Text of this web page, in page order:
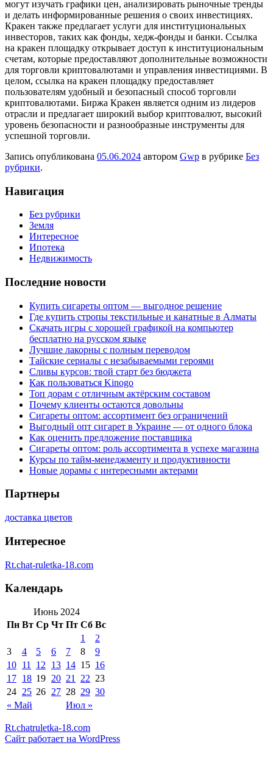
могут изучать графики цен, анализировать рыночные тренды
и делать информированные решения о своих инвестициях.
Кракен также предлагает услуги для институциональных
инвесторов, таких как фонды, хедж-фонды и банки. Ссылка
на кракен площадку открывает доступ к институциональным
счетам, которые предоставляют дополнительные возможности
для торговли криптовалютами и управления инвестициями. В
целом, ссылка на кракен площадку предоставляет
пользователям удобный и безопасный способ торговли
криптовалютами. Биржа Кракен является одним из лидеров
отрасли и предлагает широкий выбор криптовалют, высокий
уровень безопасности и разнообразные инструменты для
успешной торговли.
Запись опубликована 05.06.2024 автором Gwp в рубрике Без
рубрики.
Навигация
Без рубрики
Земля
Интересное
Ипотека
Недвижимость
Последние новости
Купить сигареты оптом — выгодное решение
Где купить стропы текстильные и канатные в Алматы
Скачать игры с хорошей графикой на компьютер
бесплатно на русском языке
Лучшие лакорны с полным переводом
Тайские сериалы с незабываемыми героями
Сливы курсов: твой старт без бюджета
Как пользоваться Kinogo
Топ дорам с отличным актёрским составом
Почему клиенты остаются довольны
Сигареты оптом: ассортимент без ограничений
Выгодный опт сигарет в Украине — от одного блока
Как оценить предложение поставщика
Сигареты оптом: роль ассортимента в успехе магазина
Курсы по тайм-менеджменту и продуктивности
Новые дорамы с интересными актерами
Партнеры
доставка цветов
Интересное
Rt.chat-ruletka-18.com
Календарь
Июнь 2024
Пн Вт Ср Чт Пт Сб Вс
« Май Июл »
1
2
3
4 5 6 7 8
9
10 11 12 13 14 15 16
17 18 19 20 21 22 23
24 25 26 27 28 29 30
Rt.chatruletka-18.com
Сайт работает на WordPress